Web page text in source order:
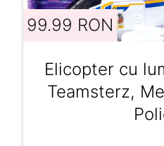
99.99 RON
Elicopter cu
Teamsterz,